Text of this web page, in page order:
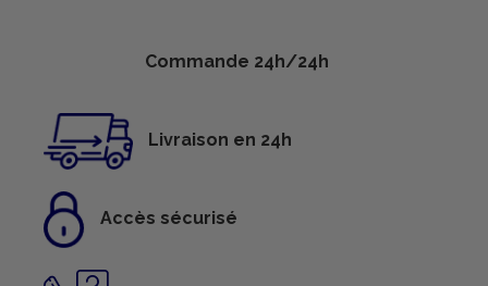
Commande 24h/24h
Livraison en 24h
Accès sécurisé